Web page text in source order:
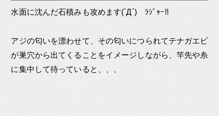
水面に沈んだ石積みも攻めます(`Д´)ゞﾗｼﾞｬｰ!!
アジの匂いを漂わせて、その匂いにつられてテナガエビ
が巣穴から出てくることをイメージしながら、竿先や糸
に集中して待っていると、、、